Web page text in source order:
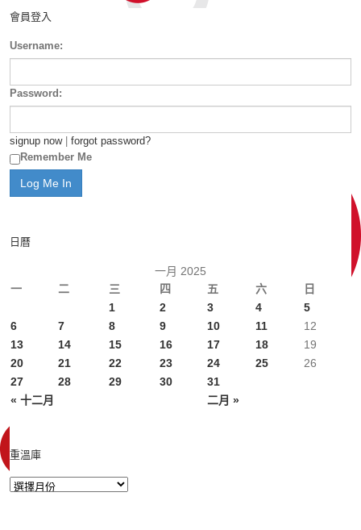
會員登入
Username:
Password:
signup now| forgot password?
Remember Me
日曆
一月 2025
一
二 三 四 五 六 日
« 十二月 二月 »
1 2 3 4
5
6
7 8 9 10 11
12
13
14 15 16 17 18
19
20
21 22 23 24 25
26
27
28 29 30 31
重溫庫